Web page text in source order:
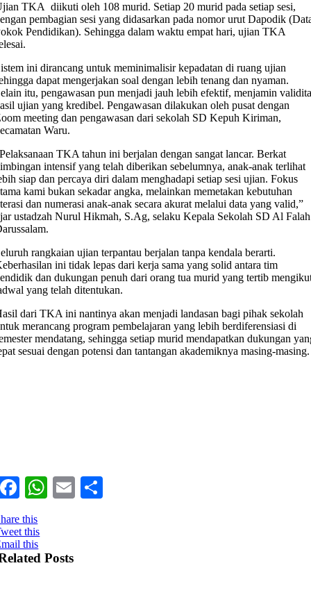
TKA diikuti oleh 108 murid. Setiap 20 murid pada setiap sesi,
pembagian sesi yang didasarkan pada nomor urut Dapodik
Pendidikan). Sehingga dalam waktu empat hari, ujian TKA
ini dirancang untuk meminimalisir kepadatan di ruang ujian
dapat mengerjakan soal dengan lebih tenang dan nyaman.
itu, pengawasan pun menjadi jauh lebih efektif, menjamin
ujian yang kredibel. Pengawasan dilakukan oleh pusat dengan
meeting dan pengawasan dari sekolah SD Kepuh Kiriman,
Waru.
TKA tahun ini berjalan dengan sangat lancar. Berkat
intensif yang telah diberikan sebelumnya, anak-anak terlihat
siap dan percaya diri dalam menghadapi setiap sesi ujian. Fokus
kami bukan sekadar angka, melainkan memetakan kebutuhan
dan numerasi anak-anak secara akurat melalui data yang valid,”
ustadzah Nurul Hikmah, S.Ag, selaku Kepala Sekolah SD Al Falah
rangkaian ujian terpantau berjalan tanpa kendala berarti.
ini tidak lepas dari kerja sama yang solid antara tim
dan dukungan penuh dari orang tua murid yang tertib
yang telah ditentukan.
dari TKA ini nantinya akan menjadi landasan bagi pihak sekolah
merancang program pembelajaran yang lebih berdiferensiasi di
mendatang, sehingga setiap murid mendapatkan dukungan
sesuai dengan potensi dan tantangan akademiknya masing-masing.
Facebook
WhatsApp
Email
this
this
this
Posts